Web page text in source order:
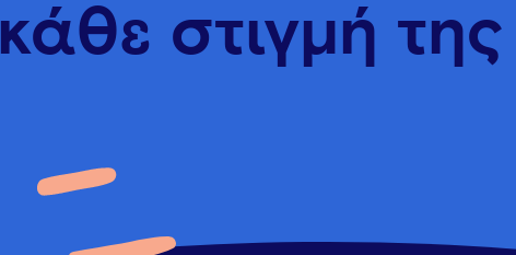
κάθε στιγμή